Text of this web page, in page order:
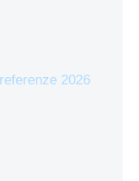
2026